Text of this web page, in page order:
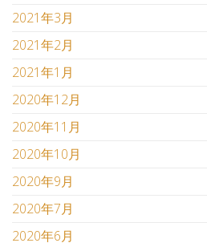
2021年3月
2021年2月
2021年1月
2020年12月
2020年11月
2020年10月
2020年9月
2020年7月
2020年6月